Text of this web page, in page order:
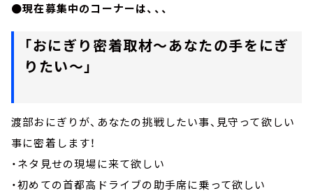
●現在募集中のコーナーは、、、
「おにぎり密着取材～あなたの手をにぎ
りたい～」
渡部おにぎりが、あなたの挑戦したい事、見守って欲しい
事に密着します！
・ネタ見せの現場に来て欲しい
・初めての首都高ドライブの助手席に乗って欲しい